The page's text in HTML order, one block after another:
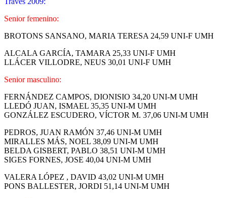
Senior femenino:
BROTONS SANSANO, MARIA TERESA 24,59 UNI-F UMH
ALCALA GARCÍA, TAMARA 25,33 UNI-F UMH
LLÁCER VILLODRE, NEUS 30,01 UNI-F UMH
Senior masculino:
FERNÁNDEZ CAMPOS, DIONISIO 34,20 UNI-M UMH
LLEDÓ JUAN, ISMAEL 35,35 UNI-M UMH
GONZÁLEZ ESCUDERO, VÍCTOR M. 37,06 UNI-M UMH
PEDROS, JUAN RAMÓN 37,46 UNI-M UMH
MIRALLES MÁS, NOEL 38,09 UNI-M UMH
BELDA GISBERT, PABLO 38,51 UNI-M UMH
SIGES FORNES, JOSE 40,04 UNI-M UMH
VALERA LÓPEZ , DAVID 43,02 UNI-M UMH
PONS BALLESTER, JORDI 51,14 UNI-M UMH